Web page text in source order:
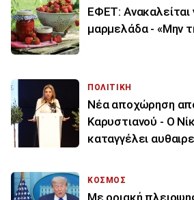
ΕΦΕΤ: Ανακαλείται
μαρμελάδα - «Μην
ΠΟΛΙΤΙΚΗ
Νέα αποχώρηση
Καρυστιανού - Ο
καταγγέλει
ΚΟΣΜΟΣ
Με οριακή